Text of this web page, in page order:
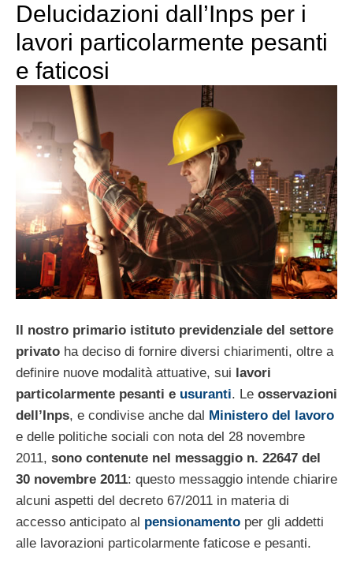
Delucidazioni dall’Inps per i
lavori particolarmente pesanti
e faticosi
Il nostro primario istituto previdenziale del settore
privato ha deciso di fornire diversi chiarimenti, oltre a
definire nuove modalità attuative, sui lavori
particolarmente pesanti e usuranti. Le osservazioni
dell’Inps, e condivise anche dal Ministero del lavoro
e delle politiche sociali con nota del 28 novembre
2011, sono contenute nel messaggio n. 22647 del
30 novembre 2011: questo messaggio intende chiarire
alcuni aspetti del decreto 67/2011 in materia di
accesso anticipato al pensionamento per gli addetti
alle lavorazioni particolarmente faticose e pesanti.